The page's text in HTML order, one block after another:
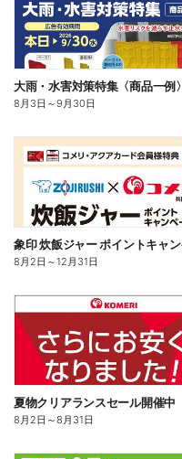
大雨・水害対策特集〈商品一例〉
8月3日 ～9月30日
8月2日 ～12月31日
夏物クリアランスセール開催中
8月2日 ～8月31日